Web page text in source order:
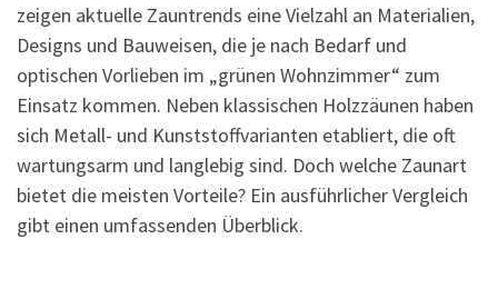
zeigen aktuelle Zauntrends eine Vielzahl an Materialien,
Designs und Bauweisen, die je nach Bedarf und
optischen Vorlieben im „grünen Wohnzimmer“ zum
Einsatz kommen. Neben klassischen Holzzäunen haben
sich Metall- und Kunststoffvarianten etabliert, die oft
wartungsarm und langlebig sind. Doch welche Zaunart
bietet die meisten Vorteile? Ein ausführlicher Vergleich
gibt einen umfassenden Überblick.